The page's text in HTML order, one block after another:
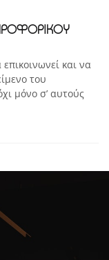
και να
του
μόνο σ’ αυτούς